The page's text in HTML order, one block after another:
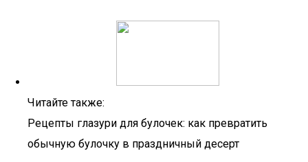
Читайте также:
Рецепты глазури для булочек: как превратить
обычную булочку в праздничный десерт